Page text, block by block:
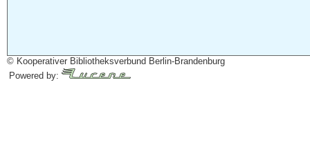
© Kooperativer Bibliotheksverbund Berlin-Brandenburg
Powered by: